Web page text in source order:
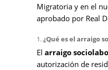
Migratoria y en el
aprobado por Real
¿Qué es el arraigo
El arraigo
autorización de